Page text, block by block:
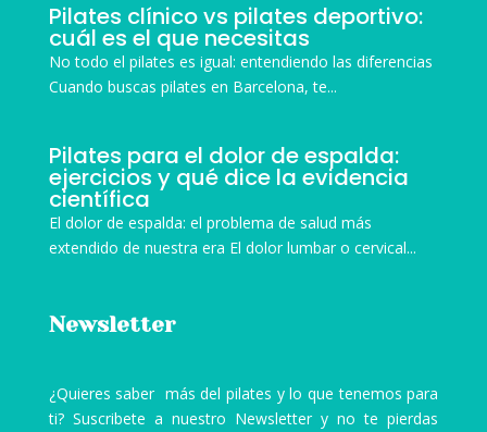
Pilates clínico vs pilates deportivo:
cuál es el que necesitas
No todo el pilates es igual: entendiendo las diferencias
Cuando buscas pilates en Barcelona, te...
Pilates para el dolor de espalda:
ejercicios y qué dice la evidencia
científica
El dolor de espalda: el problema de salud más
extendido de nuestra era El dolor lumbar o cervical...
Newsletter
¿Quieres saber más del pilates y lo que tenemos para
ti? Suscribete a nuestro Newsletter y no te pierdas